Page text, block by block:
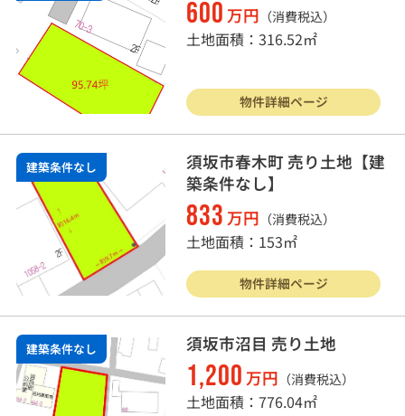
600 万円 （消費税込）
土地面積：316.52㎡
物件詳細ページ
須坂市春木町 売り土地【建
築条件なし】
833 万円 （消費税込）
土地面積：153㎡
物件詳細ページ
建築条件なし
須坂市沼目 売り土地
1,200 万円 （消費税込）
土地面積：776.04㎡
建築条件なし